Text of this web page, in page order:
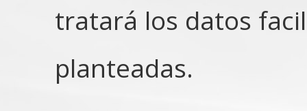
tratará los datos
planteadas.